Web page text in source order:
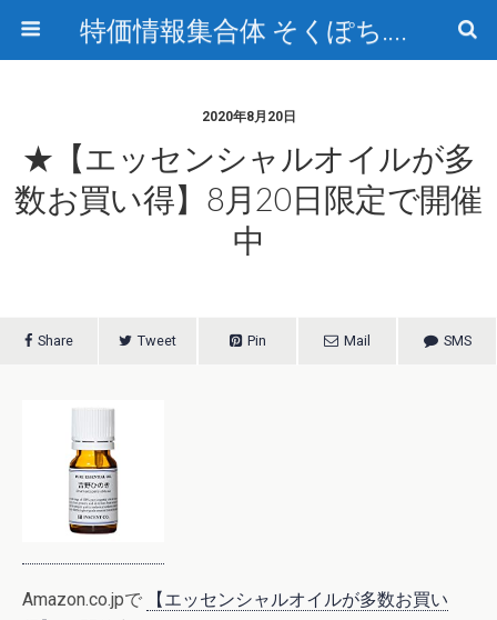
特価情報集合体 そくぽち.com
2020年8月20日
★【エッセンシャルオイルが多
数お買い得】8月20日限定で開催
中
Share Tweet Pin Mail SMS
Amazon.co.jpで
【エッセンシャルオイルが多数お買い